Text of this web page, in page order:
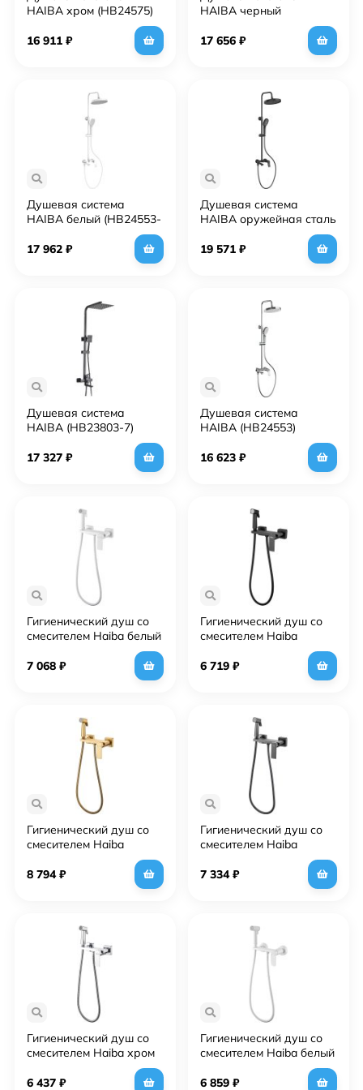
HAIBA хром (HB24575)
16 911 ₽
HAIBA черный
17 656 ₽
Душевая система
HAIBA белый (HB24553-
17 962 ₽
Душевая система
HAIBA оружейная сталь
19 571 ₽
Душевая система
HAIBA (HB23803-7)
17 327 ₽
Душевая система
HAIBA (HB24553)
16 623 ₽
Гигиенический душ со
смесителем Haiba белый
7 068 ₽
Гигиенический душ со
смесителем Haiba
6 719 ₽
Гигиенический душ со
смесителем Haiba
(HB5517-5)
8 794₽
Гигиенический душ со
смесителем Haiba
(HB5517-3)
7 334₽
Гигиенический душ со
смесителем Haiba хром
6 437 ₽
Гигиенический душ со
смесителем Haiba белый
6 859 ₽